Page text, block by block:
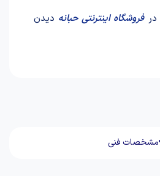
مشخصات فنی
درفروشگاه اینترنتی حبانه دیدن